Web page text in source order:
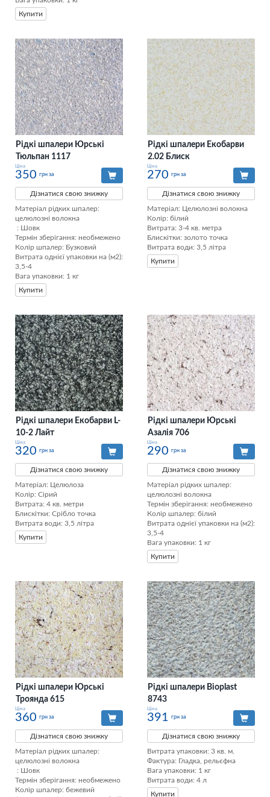
Купити
Рідкі шпалери Юрські
Тюльпан 1117
Ціна
350 грн за
Дізнатися свою знижку
Матеріал рідких шпалер:
целюлозні волокна
: Шовк
Термін зберігання: необмежено
Колір шпалер: Бузковий
Витрата однієї упаковки на (м2):
3,5-4
Вага упаковки: 1 кг
Купити
Рідкі шпалери Екобарви
2.02 Блиск
Ціна
270 грн за
Дізнатися свою знижку
Матеріал: Целюлозні волокна
Колір: білий
Витрата: 3-4 кв. метра
Блискітки: золото точка
Витрата води: 3,5 літра
Купити
Рідкі шпалери Екобарви L-
10-2 Лайт
Ціна
320 грн за
Дізнатися свою знижку
Матеріал: Целюлоза
Колір: Сірий
Витрата: 4 кв. метри
Блискітки: Срібло точка
Витрата води: 3,5 літра
Купити
Рідкі шпалери Юрські
Азалія 706
Ціна
290 грн за
Дізнатися свою знижку
Матеріал рідких шпалер:
целюлозні волокна
Термін зберігання: необмежено
Колір шпалер: білий
Витрата однієї упаковки на (м2):
3,5-4
Вага упаковки: 1 кг
Купити
Рідкі шпалери Юрські
Троянда 615
Ціна
360 грн за
Дізнатися свою знижку
Матеріал рідких шпалер:
целюлозні волокна
: Шовк
Термін зберігання: необмежено
Колір шпалер: бежевий
Рідкі шпалери Bioplast
8743
Ціна
391 грн за
Дізнатися свою знижку
Витрата упаковки: 3 кв. м.
Фактура: Гладка, рельєфна
Вага упаковки: 1 кг
Витрата води: 4 л
Купити